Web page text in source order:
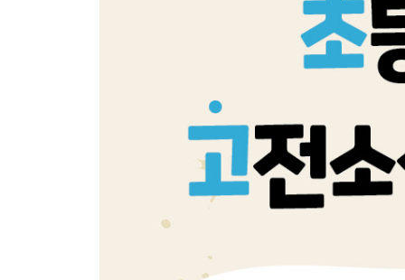
9. 눈을 뜬다는 게 어떤 의미일까요?
10. 조선 시대 시각장애인은 어떻게 살았을까요?